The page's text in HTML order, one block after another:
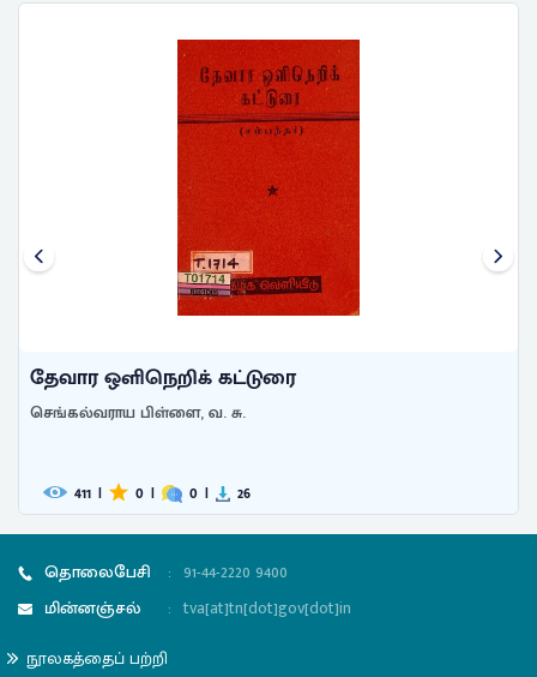
தேவார ஒளிநெறிக் கட்டுரை
செங்கல்வராய பிள்ளை, வ. சு.
411 | 0 | 0 | 26
தொலைபேசி : 91-44-2220 9400
மின்னஞ்சல்
: tva[at]tn[dot]gov[dot]in
நூலகத்தைப் பற்றி